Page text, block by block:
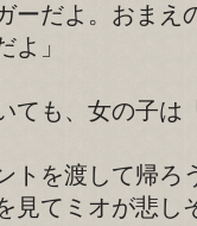
ーだよ。おまえ
よ」
ても、女の子は
トを渡して帰ろ
見てミオが悲し